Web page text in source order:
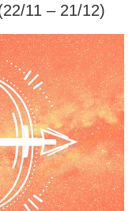
11 – 21/12)